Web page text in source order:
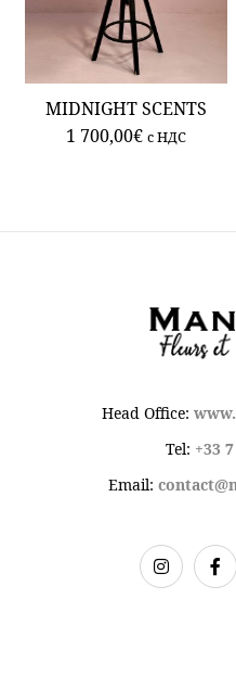
MIDNIGHT SCENTS
1 700,00€ c НДС
Head Office:
Tel: +33
Email: